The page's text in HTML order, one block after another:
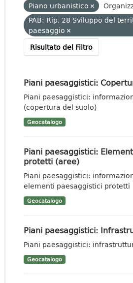
Piano urbanistico
PAB: Rip. 28 Sviluppo del
paesaggio
Risultato del Filtro
Piani paesaggistici:
Piani paesaggistici:
(copertura del suolo)
Geocatalogo
Piani paesaggistici:
protetti (aree)
Piani paesaggistici:
elementi paesaggistici protetti
Geocatalogo
Piani paesaggistici:
Piani paesaggistici:
Geocatalogo